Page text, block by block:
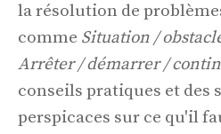
la résolution de
comme Situation /
Arrêter / démarrer /
conseils pratiques et des
perspicaces sur ce qu'il